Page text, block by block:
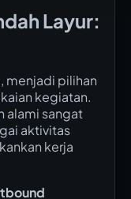
Layur:
menjadi pilihan
kegiatan.
alami sangat
aktivitas
kerja